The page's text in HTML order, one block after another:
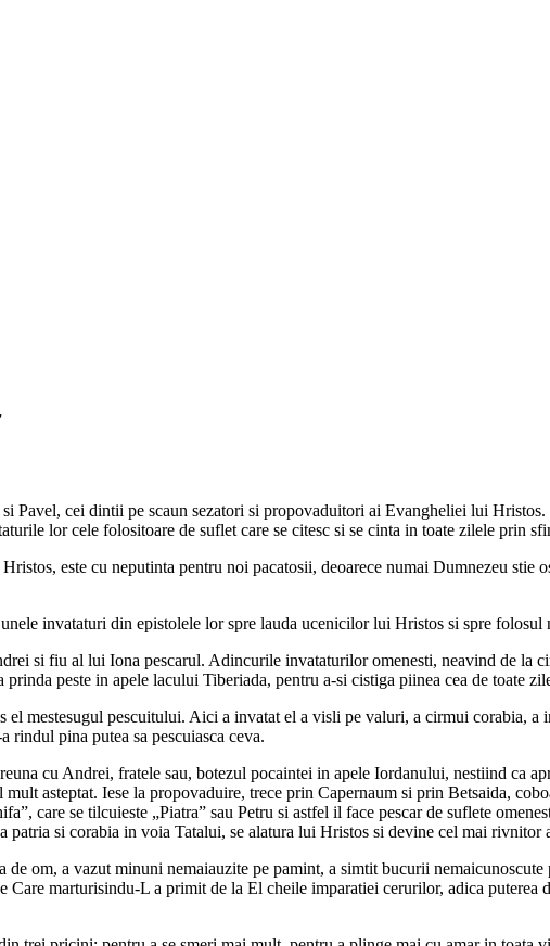
Pavel, cei dintii pe scaun sezatori si propovaduitori ai Evangheliei lui
lor cele folositoare de suflet care se citesc si se cinta in toate zilele prin
este cu neputinta pentru noi pacatosii, deoarece numai Dumnezeu stie
invataturi din epistolele lor spre lauda ucenicilor lui Hristos si spre folosul
si fiu al lui Iona pescarul. Adincurile invataturilor omenesti, neavind de la
peste in apele lacului Tiberiada, pentru a-si cistiga piinea cea de toate
mestesugul pescuitului. Aici a invatat el a visli pe valuri, a cirmui corabia, a
rindul pina putea sa pescuiasca ceva.
cu Andrei, fratele sau, botezul pocaintei in apele Iordanului, nestiind ca
asteptat. Iese la propovaduire, trece prin Capernaum si prin Betsaida,
care se tilcuieste „Piatra” sau Petru si astfel il face pescar de suflete
si corabia in voia Tatalui, se alatura lui Hristos si devine cel mai rivnitor
om, a vazut minuni nemaiauzite pe pamint, a simtit bucurii
marturisindu-L a primit de la El cheile imparatiei cerurilor, adica puterea